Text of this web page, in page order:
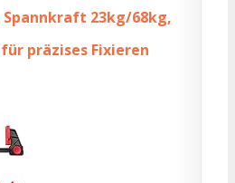
Spannkraft 23kg/68kg,
präzises Fixieren